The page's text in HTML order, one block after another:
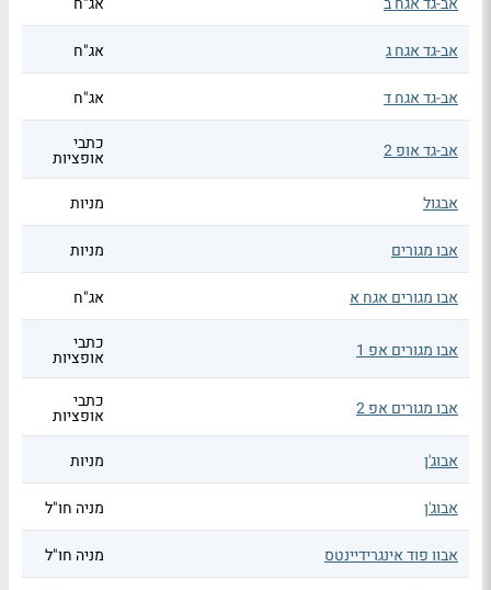
אב-גד אגח ג אג"ח
אב-גד אגח ד אג"ח
אב-גד אופ 2 כתבי
אופציות
אבגול
מניות
אבו מגורים מניות
אבו מגורים אגח א אג"ח
אבו מגורים אפ 1 כתבי
אופציות
אבו מגורים אפ 2 כתבי
אופציות
אבוג'ן
מניות
אבוג'ן מניה חו"ל
אבוו פוד אינגרידיינטס מניה חו"ל